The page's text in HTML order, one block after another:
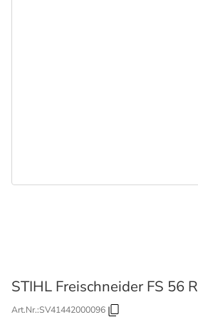
STIHL Freischneider FS 56 R
Art.Nr.:SV41442000096